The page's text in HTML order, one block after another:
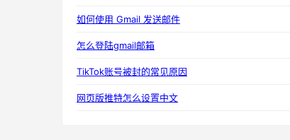
如何使用 Gmail 发送邮件
怎么登陆gmail邮箱
TikTok账号被封的常见原因
网页版推特怎么设置中文